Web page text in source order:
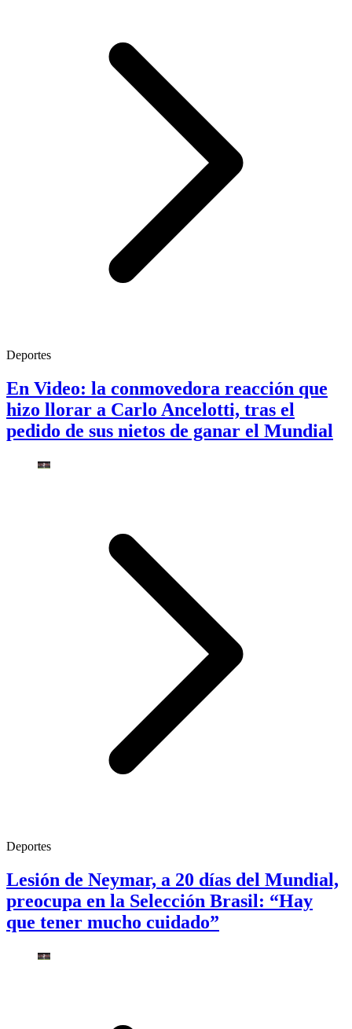
Deportes
En Video: la conmovedora reacción que
hizo llorar a Carlo Ancelotti, tras el
pedido de sus nietos de ganar el Mundial
Deportes
Lesión de Neymar, a 20 días del Mundial,
preocupa en la Selección Brasil: “Hay
que tener mucho cuidado”